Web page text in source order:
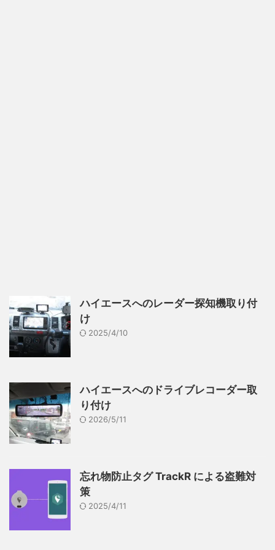
ハイエースへのレーダー探知機取り付
け
2025/4/10
ハイエースへのドライブレコーダー取
り付け
2026/5/11
忘れ物防止タグ TrackR による盗難対
策
2025/4/11